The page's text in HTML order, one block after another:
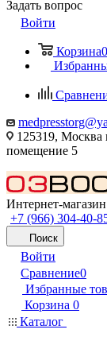
Задать вопрос
Войти
Корзина0
125319, Москва
помещение 5
Интернет-
+7 (966) 304-40-
Поиск
Войти
Сравнение0
Избранные
Корзина 0
Каталог